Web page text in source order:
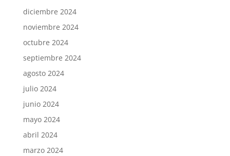
diciembre 2024
noviembre 2024
octubre 2024
septiembre 2024
agosto 2024
julio 2024
junio 2024
mayo 2024
abril 2024
marzo 2024